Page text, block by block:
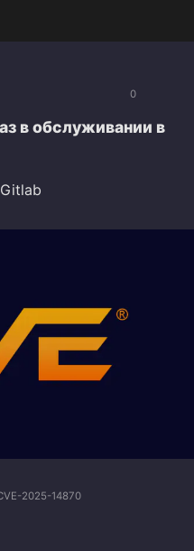
0
в обслуживании в
2025-14870